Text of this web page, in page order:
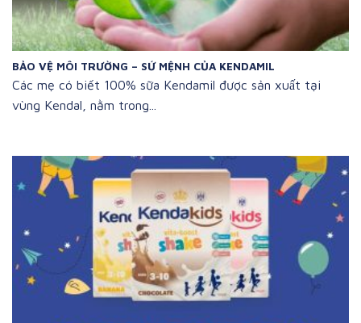
BẢO VỆ MÔI TRƯỜNG – SỨ MỆNH CỦA KENDAMIL
Các mẹ có biết 100% sữa Kendamil được sản xuất tại
vùng Kendal, nằm trong...